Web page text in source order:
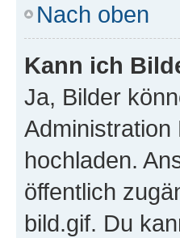
Nach oben
Kann ich
Ja, Bilder
Administration
hochladen.
öffentlich
bild.gif. Du